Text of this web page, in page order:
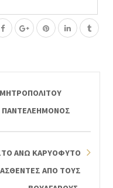
ΠΑΝΤΕΛΕΗΜΟΝΟΣ
ΑΝΩ ΚΑΡΥΟΦΥΤΟ
ΑΠΟ ΤΟΥΣ